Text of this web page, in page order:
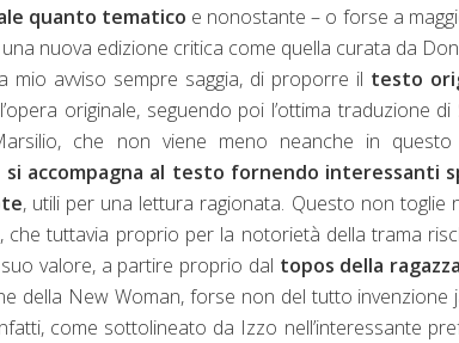
quanto tematico e nonostante – o forse a
nuova edizione critica come quella curata da
mio avviso sempre saggia, di proporre il testo
originale, seguendo poi l’ottima traduzione
che non viene meno neanche in questo
si accompagna al testo fornendo
, utili per una lettura ragionata. Questo non toglie
che tuttavia proprio per la notorietà della trama
valore, a partire proprio dal topos della
della New Woman, forse non del tutto invenzione
come sottolineato da Izzo nell’interessante